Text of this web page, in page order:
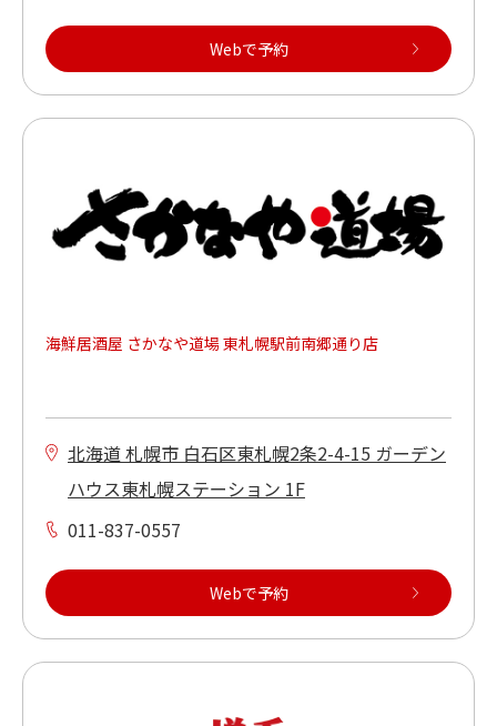
Webで予約
海鮮居酒屋 さかなや道場 東札幌駅前南郷通り店
北海道 札幌市 白石区東札幌2条2-4-15 ガーデン
ハウス東札幌ステーション 1F
011-837-0557
Webで予約